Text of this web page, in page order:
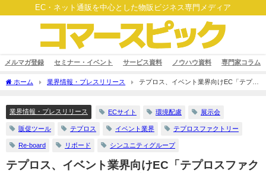
EC・ネット通販を中心とした物販ビジネス専門メディア
メルマガ登録 セミナー・イベント サービス資料 ノウハウ資料 専門家コラム
ホーム 業界情報・プレスリリース
テプロス、イベント業界向けEC「テプロ
業界情報・プレスリリース ECサイト 環境配慮 展示会
販促ツール テプロス イベント業界 テプロスファクトリー
Re-board リボード シンユニティグループ
テプロス、イベント業界向けEC「テプロスファク